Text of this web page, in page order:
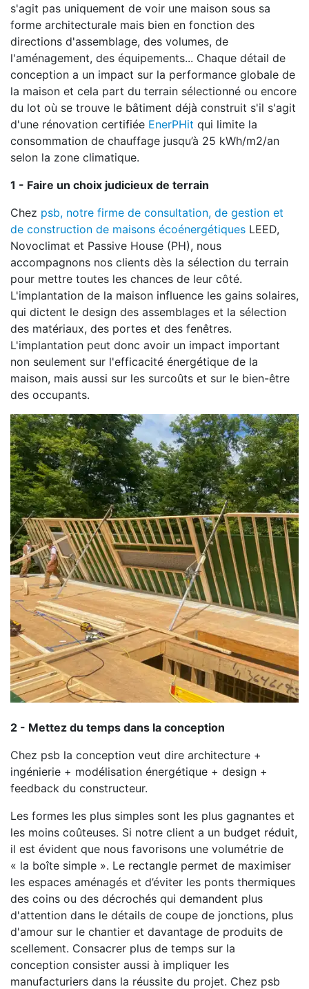
s'agit pas uniquement de voir une maison sous sa
forme architecturale mais bien en fonction des
directions d'assemblage, des volumes, de
l'aménagement, des équipements... Chaque détail de
conception a un impact sur la performance globale de
la maison et cela part du terrain sélectionné ou encore
du lot où se trouve le bâtiment déjà construit s'il s'agit
d'une rénovation certifiée EnerPHit qui limite la
consommation de chauffage jusqu’à 25 kWh/m2/an
selon la zone climatique.
1 - Faire un choix judicieux de terrain
Chez psb, notre firme de consultation, de gestion et
de construction de maisons écoénergétiques LEED,
Novoclimat et Passive House (PH), nous
accompagnons nos clients dès la sélection du terrain
pour mettre toutes les chances de leur côté.
L'implantation de la maison influence les gains solaires,
qui dictent le design des assemblages et la sélection
des matériaux, des portes et des fenêtres.
L'implantation peut donc avoir un impact important
non seulement sur l'efficacité énergétique de la
maison, mais aussi sur les surcoûts et sur le bien-être
des occupants.
2 - Mettez du temps dans la conception
Chez psb la conception veut dire architecture +
ingénierie + modélisation énergétique + design +
feedback du constructeur.
Les formes les plus simples sont les plus gagnantes et
les moins coûteuses. Si notre client a un budget réduit,
il est évident que nous favorisons une volumétrie de
« la boîte simple ». Le rectangle permet de maximiser
les espaces aménagés et d’éviter les ponts thermiques
des coins ou des décrochés qui demandent plus
d'attention dans le détails de coupe de jonctions, plus
d'amour sur le chantier et davantage de produits de
scellement. Consacrer plus de temps sur la
conception consister aussi à impliquer les
manufacturiers dans la réussite du projet. Chez psb